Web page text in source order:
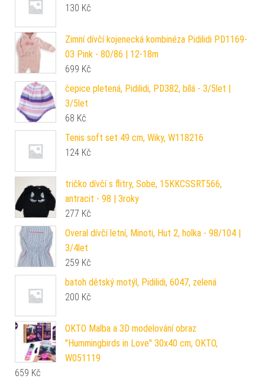
130 Kč
Zimní dívčí kojenecká kombinéza Pidilidi PD1169-
03 Pink - 80/86 | 12-18m
699 Kč
čepice pletená, Pidilidi, PD382, bílá - 3/5let |
3/5let
68 Kč
Tenis soft set 49 cm, Wiky, W118216
124 Kč
tričko dívčí s flitry, Sobe, 15KKCSSRT566,
antracit - 98 | 3roky
277 Kč
Overal dívčí letní, Minoti, Hut 2, holka - 98/104 |
3/4let
259 Kč
batoh dětský motýl, Pidilidi, 6047, zelená
200 Kč
OKTO Malba a 3D modelování obraz
"Hummingbirds in Love" 30x40 cm, OKTO,
W051119
659 Kč